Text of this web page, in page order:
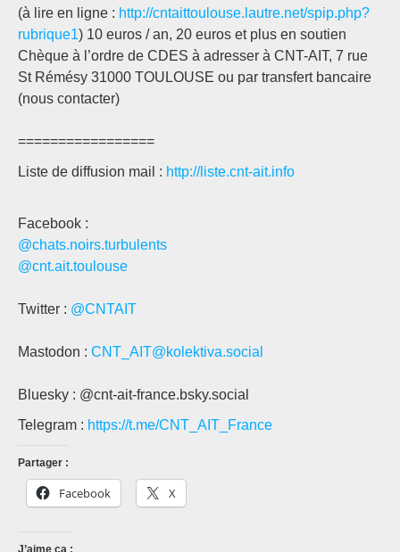
(à lire en ligne : http://cntaittoulouse.lautre.net/spip.php?
rubrique1) 10 euros / an, 20 euros et plus en soutien
Chèque à l’ordre de CDES à adresser à CNT-AIT, 7 rue
St Rémésy 31000 TOULOUSE ou par transfert bancaire
(nous contacter)
=================
Liste de diffusion mail : http://liste.cnt-ait.info
Facebook :
@chats.noirs.turbulents
@cnt.ait.toulouse
Twitter : @CNTAIT
Mastodon : CNT_AIT@kolektiva.social
Bluesky : @cnt-ait-france.bsky.social
Telegram : https://t.me/CNT_AIT_France
Partager :
Facebook X
J’aime ça :